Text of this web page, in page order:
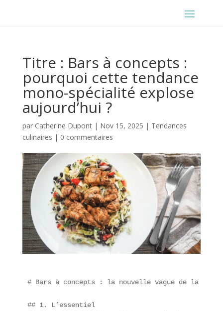
Titre : Bars à concepts :
pourquoi cette tendance
mono-spécialité explose
aujourd’hui ?
par Catherine Dupont| Nov 15, 2025 | Tendances
culinaires | 0 commentaires
# Bars à concepts : la nouvelle vague de la
## 1. L’essentiel